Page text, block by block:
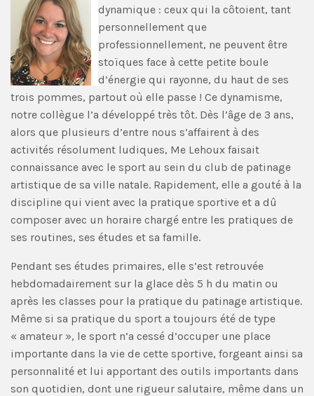
dynamique : ceux qui la côtoient, tant
personnellement que
professionnellement, ne peuvent être
stoïques face à cette petite boule
d’énergie qui rayonne, du haut de ses
trois pommes, partout où elle passe ! Ce dynamisme,
notre collègue l’a développé très tôt. Dès l’âge de 3 ans,
alors que plusieurs d’entre nous s’affairent à des
activités résolument ludiques, Me Lehoux faisait
connaissance avec le sport au sein du club de patinage
artistique de sa ville natale. Rapidement, elle a gouté à la
discipline qui vient avec la pratique sportive et a dû
composer avec un horaire chargé entre les pratiques de
ses routines, ses études et sa famille.
Pendant ses études primaires, elle s’est retrouvée
hebdomadairement sur la glace dès 5 h du matin ou
après les classes pour la pratique du patinage artistique.
Même si sa pratique du sport a toujours été de type
« amateur », le sport n’a cessé d’occuper une place
importante dans la vie de cette sportive, forgeant ainsi sa
personnalité et lui apportant des outils importants dans
son quotidien, dont une rigueur salutaire, même dans un